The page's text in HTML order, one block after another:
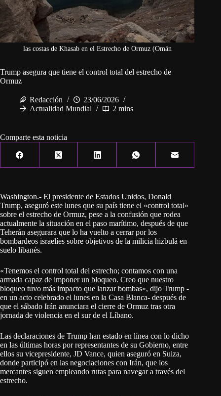
las costas de Khasab en el Estrecho de Ormuz (Omán
Trump asegura que tiene el control total del estrecho de
Ormuz
Redacción
23/06/2026
Actualidad Mundial
2 mins
Comparte esta noticia
Washington.- El presidente de Estados Unidos, Donald
Trump, aseguró este lunes que su país tiene el «control total»
sobre el estrecho de Ormuz, pese a la confusión que rodea
actualmente la situación en el paso marítimo, después de que
Teherán asegurara que lo ha vuelto a cerrar por los
bombardeos israelíes sobre objetivos de la milicia hizbulá en
suelo libanés.
«Tenemos el control total del estrecho; contamos con una
armada capaz de imponer un bloqueo. Creo que nuestro
bloqueo tuvo más impacto que lanzar bombas», dijo Trump -
en un acto celebrado el lunes en la Casa Blanca- después de
que el sábado Irán anunciara el cierre de Ormuz tras otra
jornada de violencia en el sur de el Líbano.
Las declaraciones de Trump han estado en línea con lo dicho
en las últimas horas por representantes de su Gobierno, entre
ellos su vicepresidente, JD Vance, quien aseguró en Suiza,
donde participó en las negociaciones con Irán, que los
mercantes siguen empleando rutas para navegar a través del
estrecho.